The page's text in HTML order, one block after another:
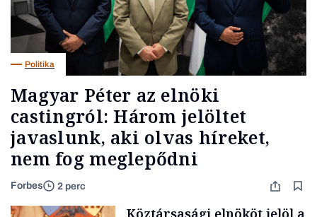
Politika
Magyar Péter az elnöki
castingról: Három jelöltet
javaslunk, aki olvas híreket,
nem fog meglepődni
Forbes 2 perc